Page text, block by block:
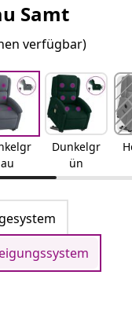
Samt
verfügbar)
au
Dunkelgr
ün